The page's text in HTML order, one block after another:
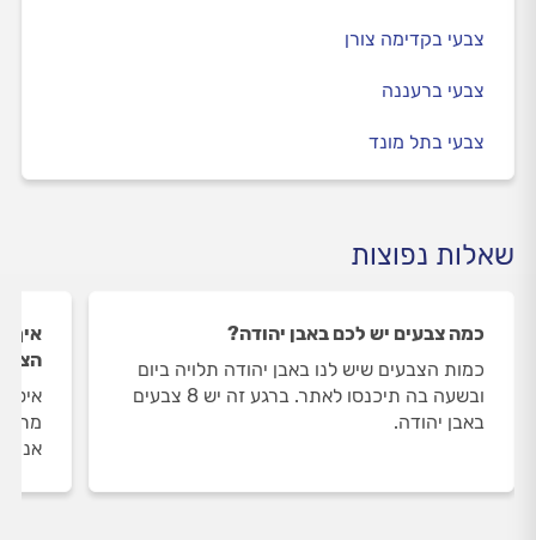
צבעי בקדימה צורן
צבעי ברעננה
צבעי בתל מונד
שאלות נפוצות
כמה צבעים יש לכם באבן יהודה?
כמות הצבעים שיש לנו באבן יהודה תלויה ביום
ובשעה בה תיכנסו לאתר. ברגע זה יש 8 צבעים
באבן יהודה.
איך
אנו